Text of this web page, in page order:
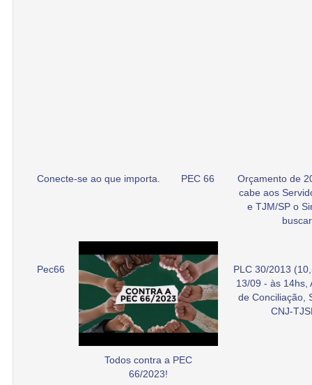
Conecte-se ao que importa. PEC 66
Orçamento de
cabe aos
e TJM/SP o
Pec66
Todos contra a PEC
66/2023!
PLC 30/2013
13/09 - às 14hs,
de Conciliação,
CNJ-